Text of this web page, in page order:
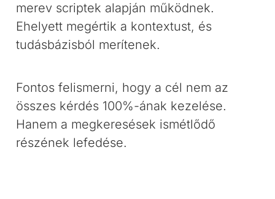
merev scriptek alapján működnek.
Ehelyett megértik a kontextust, és
tudásbázisból merítenek.
Fontos felismerni, hogy a cél nem az
összes kérdés 100%-ának kezelése.
Hanem a megkeresések ismétlődő
részének lefedése.